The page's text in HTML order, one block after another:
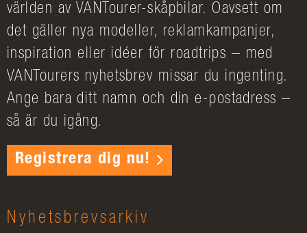
världen av VANTourer-skåpbilar. Oavsett om
det gäller nya modeller, reklamkampanjer,
inspiration eller idéer för roadtrips – med
VANTourers nyhetsbrev missar du ingenting.
Ange bara ditt namn och din e-postadress –
så är du igång.
Registrera dig nu!
Nyhetsbrevsarkiv